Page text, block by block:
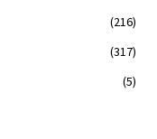
(216)
(317)
(5)